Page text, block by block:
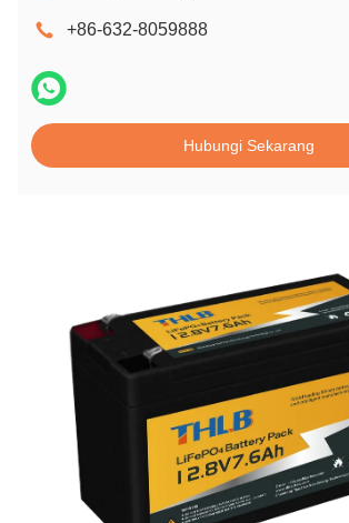
+86-632-8059888
Hubungi Sekarang